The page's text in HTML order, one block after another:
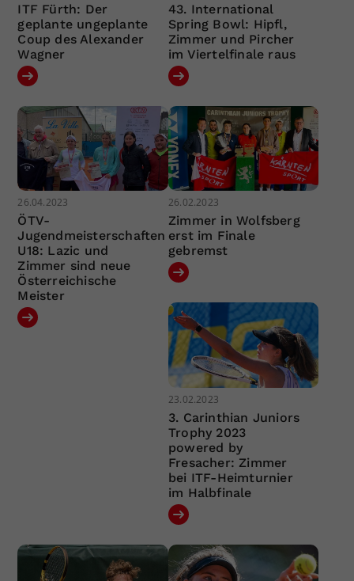
ITF Fürth: Der
geplante ungeplante
Coup des Alexander
Wagner
43. International
Spring Bowl: Hipfl,
Zimmer und Pircher
im Viertelfinale raus
26.04.2023
ÖTV-
Jugendmeisterschaften
U18: Lazic und
Zimmer sind neue
Österreichische
Meister
26.02.2023
Zimmer in Wolfsberg
erst im Finale
gebremst
23.02.2023
3. Carinthian Juniors
Trophy 2023
powered by
Fresacher: Zimmer
bei ITF-Heimturnier
im Halbfinale